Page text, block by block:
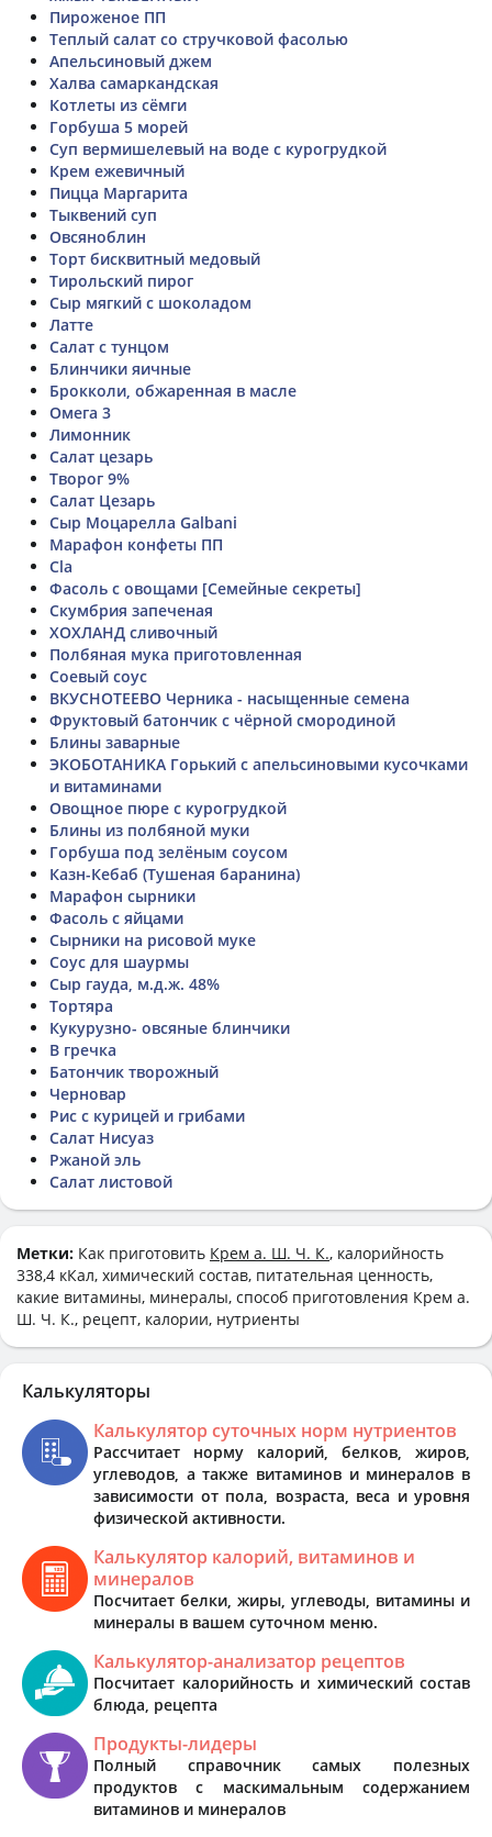
Пироженое ПП
Теплый салат со стручковой фасолью
Апельсиновый джем
Халва самаркандская
Котлеты из сёмги
Горбуша 5 морей
Суп вермишелевый на воде с курогрудкой
Крем ежевичный
Пицца Маргарита
Тыквений суп
Овсяноблин
Торт бисквитный медовый
Тирольский пирог
Сыр мягкий с шоколадом
Латте
Салат с тунцом
Блинчики яичные
Брокколи, обжаренная в масле
Омега 3
Лимонник
Салат цезарь
Творог 9%
Салат Цезарь
Сыр Моцарелла Galbani
Марафон конфеты ПП
Cla
Фасоль с овощами [Семейные секреты]
Скумбрия запеченая
ХОХЛАНД сливочный
Полбяная мука приготовленная
Соевый соус
ВКУСНОТЕЕВО Черника - насыщенные семена
Фруктовый батончик с чёрной смородиной
Блины заварные
ЭКОБОТАНИКА Горький с апельсиновыми кусочками
и витаминами
Овощное пюре с курогрудкой
Блины из полбяной муки
Горбуша под зелёным соусом
Казн-Кебаб (Тушеная баранина)
Марафон сырники
Фасоль с яйцами
Сырники на рисовой муке
Соус для шаурмы
Сыр гауда, м.д.ж. 48%
Тортяра
Кукурузно- овсяные блинчики
В гречка
Батончик творожный
Черновар
Рис с курицей и грибами
Салат Нисуаз
Ржаной эль
Салат листовой
Метки: Как приготовить Крем а. Ш. Ч. К., калорийность
338,4 кКал, химический состав, питательная ценность,
какие витамины, минералы, способ приготовления Крем а.
Ш. Ч. К., рецепт, калории, нутриенты
Калькуляторы
Калькулятор суточных норм нутриентов
Рассчитает норму калорий, белков, жиров,
углеводов, а также витаминов и минералов в
зависимости от пола, возраста, веса и уровня
физической активности.
Калькулятор калорий, витаминов и
минералов
Посчитает белки, жиры, углеводы, витамины и
минералы в вашем суточном меню.
Калькулятор-анализатор рецептов
Посчитает калорийность и химический состав
блюда, рецепта
Продукты-лидеры
Полный справочник самых полезных
продуктов с маскимальным содержанием
витаминов и минералов